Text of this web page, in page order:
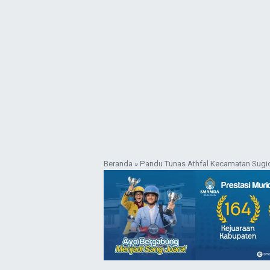
Beranda »Pandu Tunas Athfal Kecamatan